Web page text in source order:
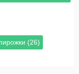
(26)